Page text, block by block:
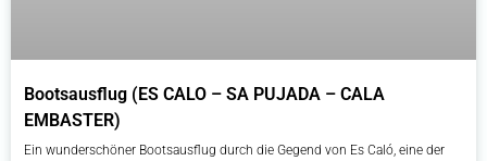
Bootsausflug (ES CALO – SA PUJADA – CALA
EMBASTER)
Ein wunderschöner Bootsausflug durch die Gegend von Es Caló, eine der